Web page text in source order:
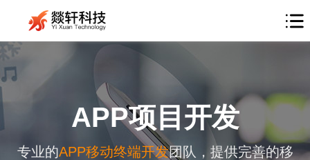
APP项目开发
专业的APP移动终端开发团队，提供完善的移